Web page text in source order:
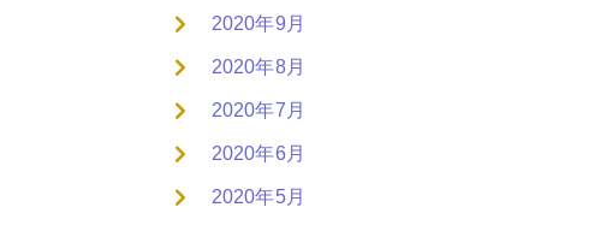
2020年9月
2020年8月
2020年7月
2020年6月
2020年5月